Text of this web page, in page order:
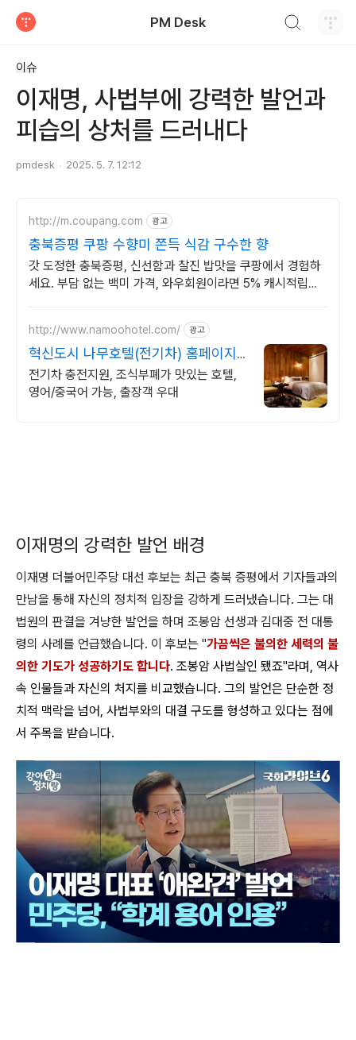
PM Desk
이슈
이재명, 사법부에 강력한 발언과
피습의 상처를 드러내다
pmdesk 2025. 5. 7. 12:12
http://m.coupang.com 광고
충북증평 쿠팡 수향미 쫀득 식감 구수한 향
갓 도정한 충북증평, 신선함과 찰진 밥맛을 쿠팡에서 경험하
세요. 부담 없는 백미 가격, 와우회원이라면 5% 캐시적립까
http://www.namoohotel.com/ 광고
혁신도시 나무호텔(전기차) 홈페이지
예약시 10% 할인
전기차 충전지원, 조식부폐가 맛있는 호텔,
영어/중국어 가능, 출장객 우대
이재명의 강력한 발언 배경
이재명 더불어민주당 대선 후보는 최근 충북 증평에서 기자들과의
만남을 통해 자신의 정치적 입장을 강하게 드러냈습니다. 그는 대
법원의 판결을 겨냥한 발언을 하며 조봉암 선생과 김대중 전 대통
령의 사례를 언급했습니다. 이 후보는 "가끔씩은 불의한 세력의 불
의한 기도가 성공하기도 합니다. 조봉암 사법살인 됐죠"라며, 역사
속 인물들과 자신의 처지를 비교했습니다. 그의 발언은 단순한 정
치적 맥락을 넘어, 사법부와의 대결 구도를 형성하고 있다는 점에
서 주목을 받습니다.